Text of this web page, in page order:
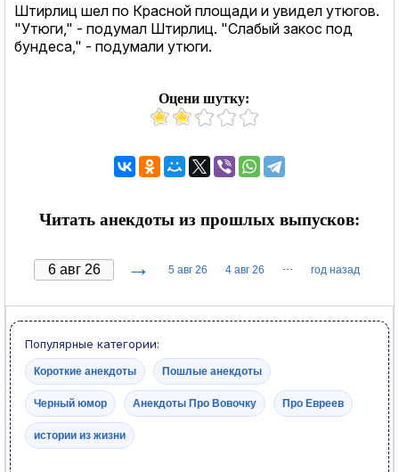
Штирлиц шел по Красной площади и увидел утюгов.
"Утюги," - подумал Штирлиц. "Слабый закос под
бундеса," - подумали утюги.
Оцени шутку:
Читать анекдоты из прошлых выпусков:
→ 5 авг 26 4 авг 26 ··· год назад
Популярные категории:
Короткие анекдоты Пошлые анекдоты
Черный юмор Анекдоты Про Вовочку Про Евреев
истории из жизни